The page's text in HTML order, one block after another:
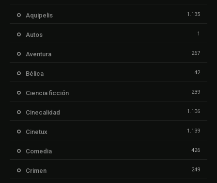
Aquipelis 1.135
Autos 1
Aventura 267
Bélica 42
Ciencia ficción 239
Cinecalidad 1.106
Cinetux 1.139
Comedia 426
Crimen 249